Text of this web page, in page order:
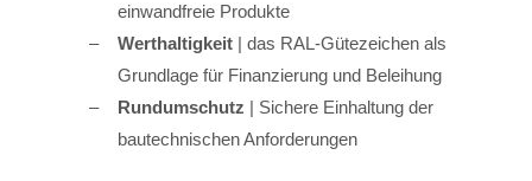
einwandfreie Produkte
Werthaltigkeit | das RAL-Gütezeichen als
Grundlage für Finanzierung und Beleihung
Rundumschutz | Sichere Einhaltung der
bautechnischen Anforderungen